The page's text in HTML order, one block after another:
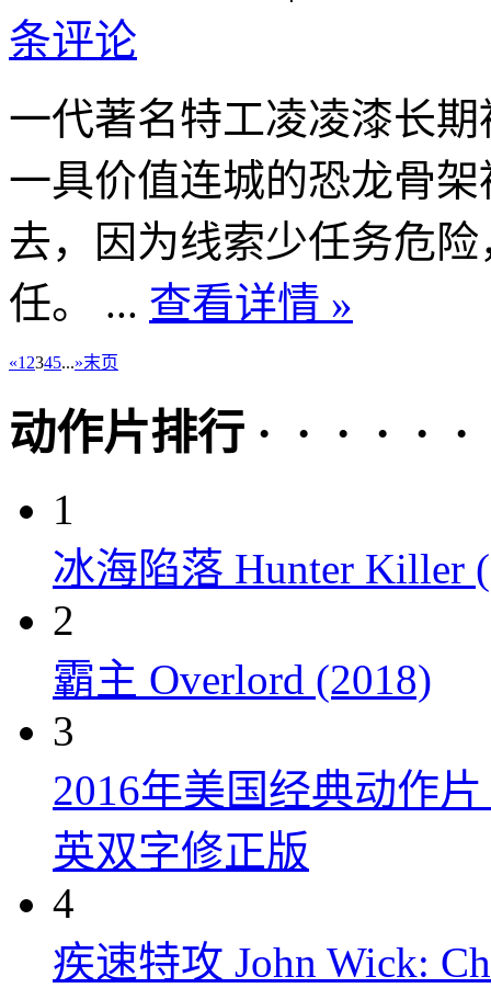
条评论
一代著名特工凌凌漆长
一具价值连城的恐龙骨
去，因为线索少任务危
任。 ... 查看详情 »
«1 2345...»末页
动作片排行 · · · · · ·
1
冰海陷落 Hunter Killer
2
霸主 Overlord (2018)
3
2016年美国经典动作
英双字修正版
4
疾速特攻 John Wick: